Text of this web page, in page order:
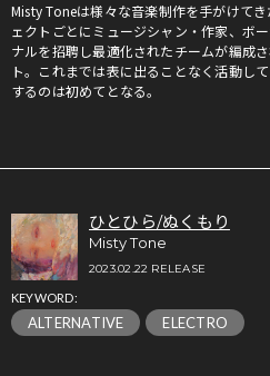
Misty Toneは様々な音楽制作を手がけて
ェクトごとにミュージシャン・作家、ボ
ナルを招聘し最適化されたチームが編成
ト。これまでは表に出ることなく活動し
するのは初めてとなる。
ひとひら/ぬくもり
Misty Tone
2023.02.22 RELEASE
KEYWORD:
ALTERNATIVE ELECTRO